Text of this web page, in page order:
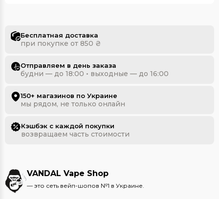
Бесплатная доставка
при покупке от 850 ₴
Отправляем в день заказа
будни — до 18:00 • выходные — до 16:00
150+ магазинов по Украине
мы рядом, не только онлайн
Кэшбэк с каждой покупки
возвращаем часть стоимости
VANDAL Vape Shop
— это сеть вейп-шопов №1 в Украине.